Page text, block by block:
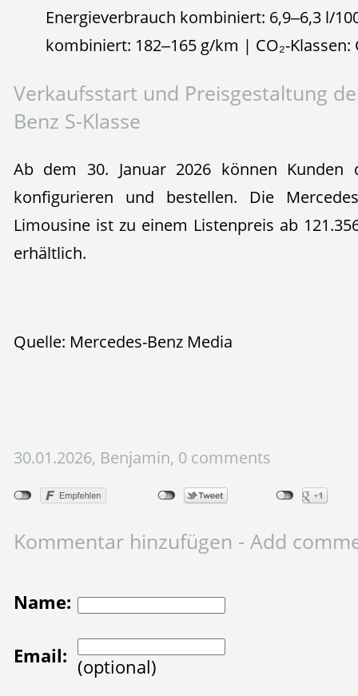
Energieverbrauch kombiniert: 6,9‒6,3 l/
kombiniert: 182‒165 g/km | CO₂-Klassen:
Verkaufsstart und Preisgestaltung
Benz S-Klasse
Ab dem 30. Januar 2026 können Kunden
konfigurieren und bestellen. Die
Limousine ist zu einem Listenpreis ab
erhältlich.
Quelle: Mercedes-Benz Media
30.01.2026, Benjamin, 0 comments
Kommentar hinzufügen - Add
Name:
Email: (optional)